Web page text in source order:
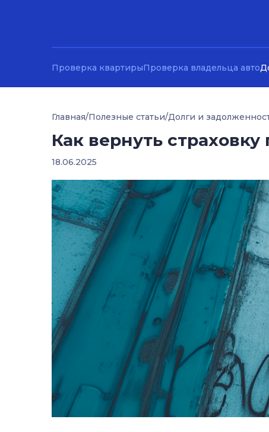
Проверка квартирыПроверка владельца авто
Главная/Полезные статьи/Долги и
Как вернуть страховку
18.06.2025